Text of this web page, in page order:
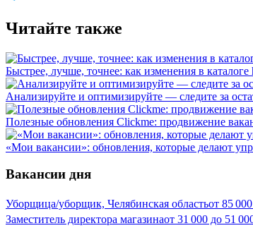
Читайте также
Быстрее, лучше, точнее: как изменения в
Анализируйте и оптимизируйте — следите за
Полезные обновления Clickme: продвижение
«Мои вакансии»: обновления, которые делают
Вакансии дня
Уборщица/уборщик, Челябинская областьот 85 000
Заместитель директора магазинаот 31 000 до 51